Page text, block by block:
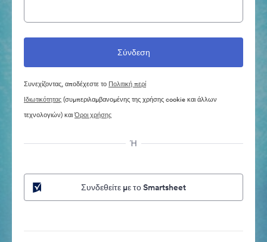
Συνεχίζοντας, αποδέχεστε το Πολιτική περί
Ιδιωτικότητας(συμπεριλαμβανομένης της χρήσης cookie και άλλων
τεχνολογιών) καιΌροι χρήσης
Ή
Συνδεθείτε με το Smartsheet